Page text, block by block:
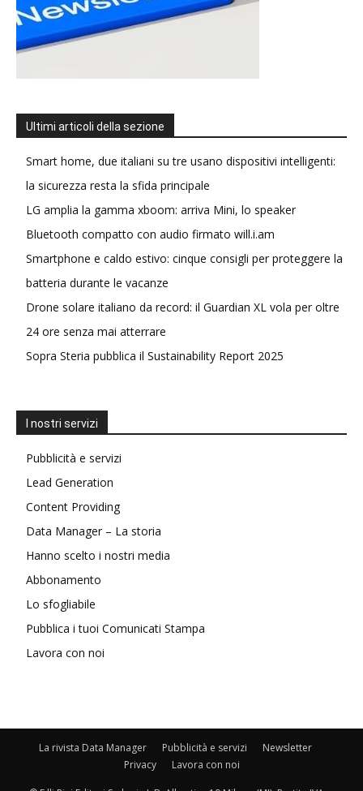
Ultimi articoli della sezione
Smart home, due italiani su tre usano dispositivi intelligenti:
la sicurezza resta la sfida principale
LG amplia la gamma xboom: arriva Mini, lo speaker
Bluetooth compatto con audio firmato will.i.am
Smartphone e caldo estivo: cinque consigli per proteggere la
batteria durante le vacanze
Drone solare italiano da record: il Guardian XL vola per oltre
24 ore senza mai atterrare
Sopra Steria pubblica il Sustainability Report 2025
I nostri servizi
Pubblicità e servizi
Lead Generation
Content Providing
Data Manager – La storia
Hanno scelto i nostri media
Abbonamento
Lo sfogliabile
Pubblica i tuoi Comunicati Stampa
Lavora con noi
La rivista Data Manager Pubblicità e servizi
Newsletter
Privacy
Lavora con noi